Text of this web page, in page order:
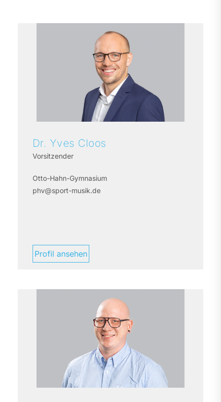
Dr. Yves Cloos
Vorsitzender
Otto-Hahn-Gymnasium
phv@sport-musik.de
Profil ansehen